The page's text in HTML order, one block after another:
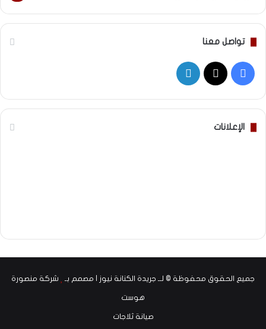
تواصل معنا
فيسبوك لينكدإن
الإعلانات
جميع الحقوق محفوظة © لــ جريدة الكنانة نيوز | مصمم بـ شركة منصورة
هوست
صيانة ثلاجات